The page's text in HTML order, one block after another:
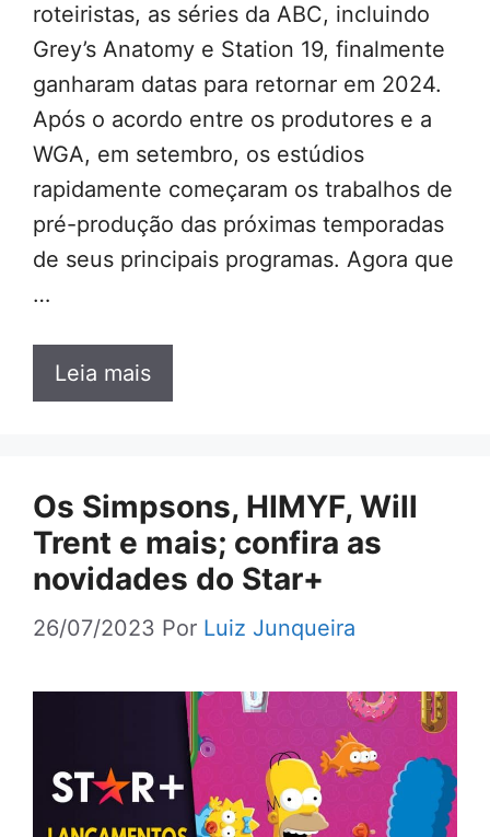
roteiristas, as séries da ABC, incluindo
Grey’s Anatomy e Station 19, finalmente
ganharam datas para retornar em 2024.
Após o acordo entre os produtores e a
WGA, em setembro, os estúdios
rapidamente começaram os trabalhos de
pré-produção das próximas temporadas
de seus principais programas. Agora que
…
Leia mais
Os Simpsons, HIMYF, Will
Trent e mais; confira as
novidades do Star+
26/07/2023 Por Luiz Junqueira